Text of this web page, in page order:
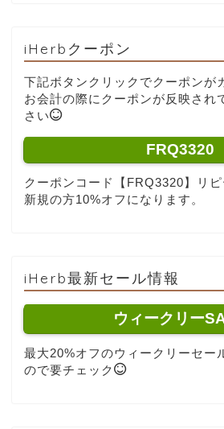
iHerbクーポン
下記ボタンクリックでクーポンが
お会計の際にクーポンが反映され
さい
FRQ3320
クーポンコード【FRQ3320】リピ
新規の方10%オフになります。
iHerb最新セール情報
ウィークリー
最大20%オフのウィークリーセー
ので要チェック